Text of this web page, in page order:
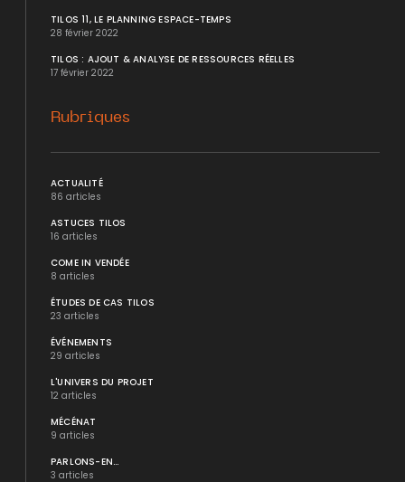
TILOS 11, LE PLANNING ESPACE-TEMPS
28 février 2022
TILOS : AJOUT & ANALYSE DE RESSOURCES RÉELLES
17 février 2022
Rubriques
ACTUALITÉ
86 articles
ASTUCES TILOS
16 articles
COME IN VENDÉE
8 articles
ÉTUDES DE CAS TILOS
23 articles
ÉVÉNEMENTS
29 articles
L'UNIVERS DU PROJET
12 articles
MÉCÉNAT
9 articles
PARLONS-EN...
3 articles